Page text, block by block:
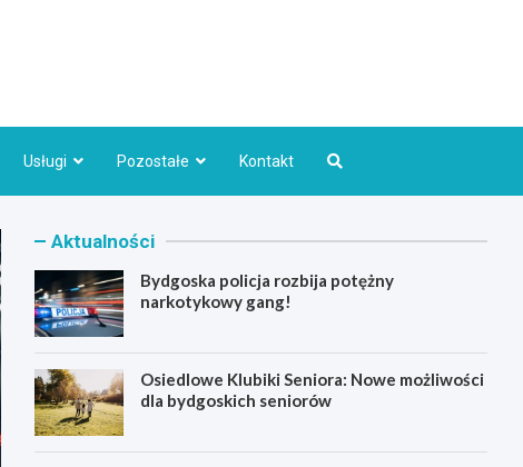
Usługi Pozostałe Kontakt
Aktualności
Bydgoska policja rozbija potężny
narkotykowy gang!
Osiedlowe Klubiki Seniora: Nowe możliwości
dla bydgoskich seniorów